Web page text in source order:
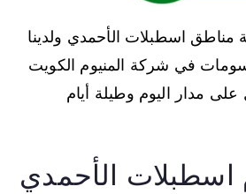
مناطق اسطبلات الأحمدي ولدينا
في شركة المنيوم الكويت
مدار اليوم وطيلة أيام
اسطبلات الأحمدي